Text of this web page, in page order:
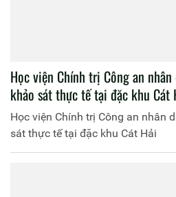
Học viện Chính trị Công an
khảo sát thực tế tại đặc khu Cát
Học viện Chính trị Công an nhân
sát thực tế tại đặc khu Cát Hải